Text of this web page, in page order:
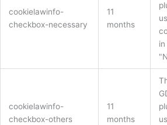
cookielawinfo-
checkbox-necessary
11
months
cookielawinfo-
checkbox-others
11
months